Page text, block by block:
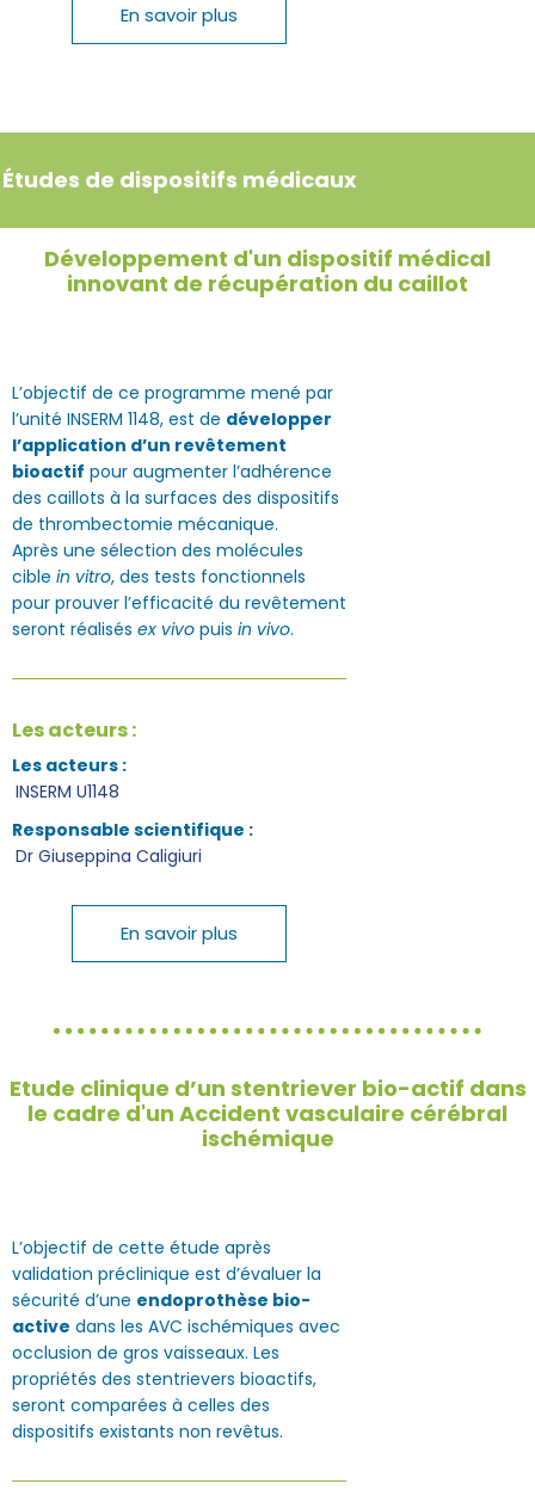
En savoir plus
Études de dispositifs médicaux
Développement d'un dispositif médical
innovant de récupération du caillot
L’objectif de ce programme mené par
l’unité INSERM 1148, est de développer
l’application d’un revêtement
bioactif pour augmenter l’adhérence
des caillots à la surfaces des dispositifs
de thrombectomie mécanique.
Après une sélection des molécules
cible in vitro, des tests fonctionnels
pour prouver l’efficacité du revêtement
seront réalisés ex vivo puis in vivo.
Les acteurs :
Les acteurs :
INSERM U1148
Responsable scientifique :
Dr Giuseppina Caligiuri
En savoir plus
Etude clinique d’un stentriever bio-actif dans
le cadre d'un Accident vasculaire cérébral
ischémique
L’objectif de cette étude après
validation préclinique est d’évaluer la
sécurité d’une endoprothèse bio-
active dans les AVC ischémiques avec
occlusion de gros vaisseaux. Les
propriétés des stentrievers bioactifs,
seront comparées à celles des
dispositifs existants non revêtus.